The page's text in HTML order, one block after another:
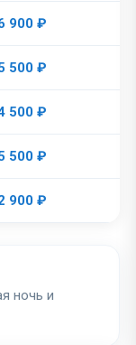
900 ₽
500 ₽
500 ₽
500 ₽
900 ₽
ночь и